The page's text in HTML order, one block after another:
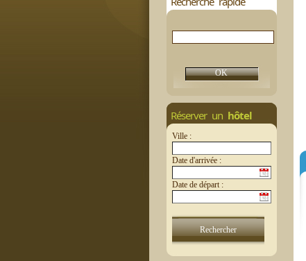
Réserver un hôtel
Ville :
Date d'arrivée :
Date de départ :